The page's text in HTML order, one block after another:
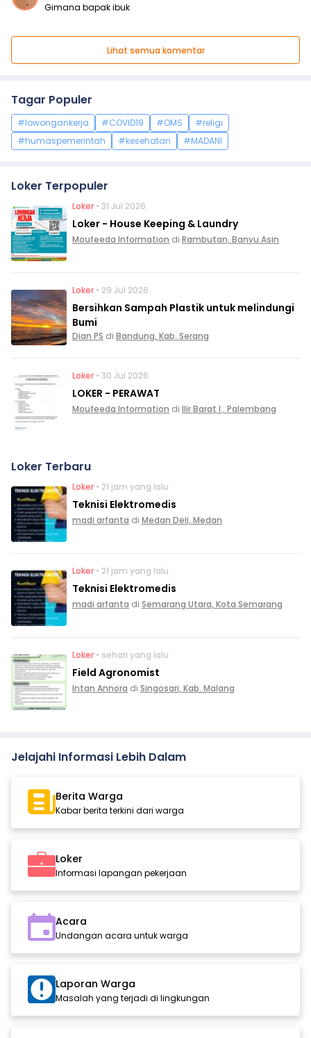
Gimana bapak ibuk
Lihat semua komentar
Tagar Populer
#lowongankerja #COVID19 #OMS
#religi
#humaspemerintah
#kesehatan #MADANI
Loker Terpopuler
Loker • 31 Jul 2026
Loker - House Keeping & Laundry
Moufeeda Information di Rambutan, Banyu Asin
Loker • 29 Jul 2026
Bersihkan Sampah Plastik untuk melindungi
Bumi
Dian PS di Bandung, Kab. Serang
Loker • 30 Jul 2026
LOKER - PERAWAT
Moufeeda Information di Ilir Barat I , Palembang
Loker Terbaru
Loker • 21 jam yang lalu
Teknisi Elektromedis
madi arfanta di Medan Deli, Medan
Loker • 21 jam yang lalu
Teknisi Elektromedis
madi arfanta di Semarang Utara, Kota Semarang
Loker • sehari yang lalu
Field Agronomist
Intan Annora di Singosari, Kab. Malang
Jelajahi Informasi Lebih Dalam
Berita Warga
Kabar berita terkini dari warga
Loker
Informasi lapangan pekerjaan
Acara
Undangan acara untuk warga
Laporan Warga
Masalah yang terjadi di lingkungan